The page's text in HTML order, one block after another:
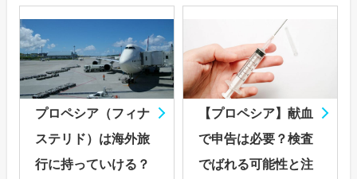
プロペシア（フィナ
ステリド）は海外旅
行に持っていける？
【プロペシア】献血
で申告は必要？検査
でばれる可能性と注